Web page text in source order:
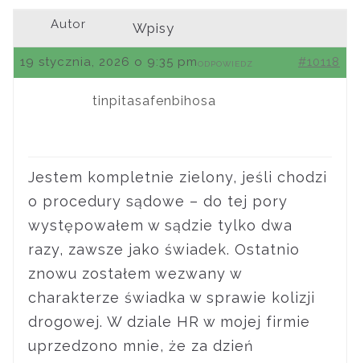
Autor Wpisy
19 stycznia, 2026 o 9:35 pm #10118
ODPOWIEDZ
tinpitasafenbihosa
Jestem kompletnie zielony, jeśli chodzi
o procedury sądowe – do tej pory
występowałem w sądzie tylko dwa
razy, zawsze jako świadek. Ostatnio
znowu zostałem wezwany w
charakterze świadka w sprawie kolizji
drogowej. W dziale HR w mojej firmie
uprzedzono mnie, że za dzień